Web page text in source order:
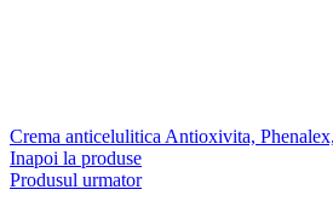
Crema anticelulitica Antioxivita,
Inapoi la produse
Produsul urmator